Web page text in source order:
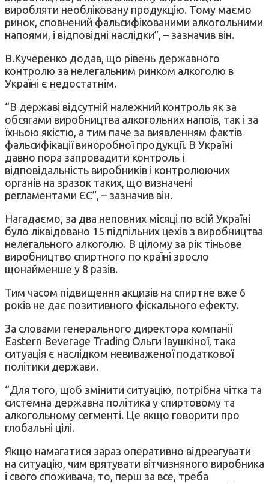
виробляти необліковану продукцію. Тому маємо
ринок, сповнений фальсифікованими алкогольними
напоями, і відповідні наслідки”, – зазначив він.
В.Кучеренко додав, що рівень державного
контролю за нелегальним ринком алкоголю в
Україні є недостатнім.
“В державі відсутній належний контроль як за
обсягами виробництва алкогольних напоїв, так і за
їхньою якістю, а тим паче за виявленням фактів
фальсифікації виноробної продукції. В Україні
давно пора запровадити контроль і
відповідальність виробників і контролюючих
органів на зразок таких, що визначені
регламентами ЄС”, – зазначив він.
Нагадаємо, за два неповних місяці по всій Україні
було ліквідовано 15 підпільних цехів з виробництва
нелегального алкоголю. В цілому за рік тіньове
виробництво спиртного по країні зросло
щонайменше у 8 разів.
Тим часом підвищення акцизів на спиртне вже 6
років не дає позитивного фіскального ефекту.
За словами генерального директора компанії
Eastern Beverage Trading Ольги Івушкіної, така
ситуація є наслідком невиваженої податкової
політики держави.
“Для того, щоб змінити ситуацію, потрібна чітка та
системна державна політика у спиртовому та
алкогольному сегменті. Це якщо говорити про
глобальні цілі.
Якщо намагатися зараз оперативно відреагувати
на ситуацію, чим врятувати вітчизняного виробника
і свого споживача, то, перш за все, треба